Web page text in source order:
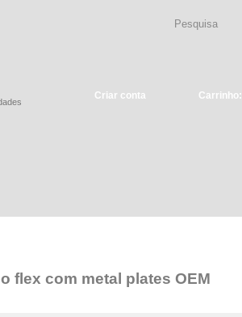
Criar conta Carrinho:
flex com metal plates OEM